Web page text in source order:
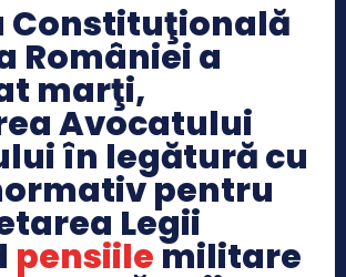
Constituţională
României a
marţi,
Avocatului
în legătură cu
pentru
Legii
pensiilemilitare